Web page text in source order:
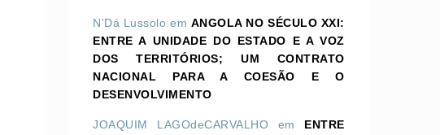
N'Dá Lussolo em ANGOLA NO SÉCULO XXI:
ENTRE A UNIDADE DO ESTADO E A VOZ
DOS TERRITÓRIOS; UM CONTRATO
NACIONAL PARA A COESÃO E O
DESENVOLVIMENTO
JOAQUIM LAGOdeCARVALHO em ENTRE